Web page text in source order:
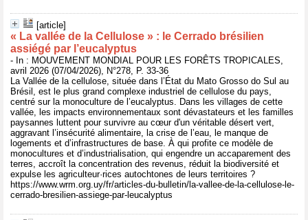
[article]
« La vallée de la Cellulose » : le Cerrado brésilien
assiégé par l’eucalyptus
- In : MOUVEMENT MONDIAL POUR LES FORÊTS TROPICALES,
avril 2026 (07/04/2026), N°278, P. 33-36
La Vallée de la cellulose, située dans l’État du Mato Grosso do Sul au
Brésil, est le plus grand complexe industriel de cellulose du pays,
centré sur la monoculture de l’eucalyptus. Dans les villages de cette
vallée, les impacts environnementaux sont dévastateurs et les familles
paysannes luttent pour survivre au cœur d'un véritable désert vert,
aggravant l’insécurité alimentaire, la crise de l’eau, le manque de
logements et d’infrastructures de base. À qui profite ce modèle de
monocultures et d’industrialisation, qui engendre un accaparement des
terres, accroît la concentration des revenus, réduit la biodiversité et
expulse les agriculteur·rices autochtones de leurs territoires ?
https://www.wrm.org.uy/fr/articles-du-bulletin/la-vallee-de-la-cellulose-le-
cerrado-bresilien-assiege-par-leucalyptus